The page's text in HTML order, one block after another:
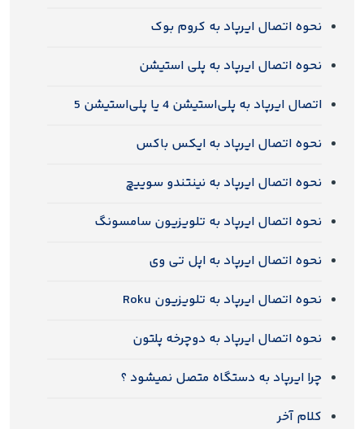
نحوه اتصال ایرپاد به کروم‌ بوک
نحوه اتصال ایرپاد به پلی‌ استیشن
اتصال ایرپاد به پلی‌استیشن 4 یا پلی‌استیشن 5
نحوه اتصال ایرپاد به ایکس‌ باکس
نحوه اتصال ایرپاد به نینتندو سوییچ
نحوه اتصال ایرپاد به تلویزیون سامسونگ
نحوه اتصال ایرپاد به اپل تی‌ وی
نحوه اتصال ایرپاد به تلویزیون Roku
نحوه اتصال ایرپاد به دوچرخه پلتون
چرا ایرپاد به دستگاه متصل نمیشود ؟
کلام آخر